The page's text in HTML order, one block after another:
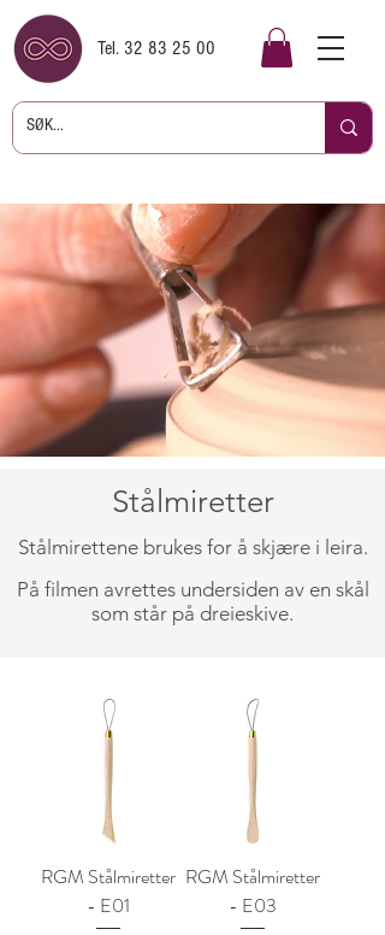
Tel. 32 83 25 00
Stålmiretter
Stålmirettene brukes for å skjære i leira.
På filmen avrettes undersiden av en skål
som står på dreieskive.
RGM Stålmiretter
- E01
RGM Stålmiretter
- E03